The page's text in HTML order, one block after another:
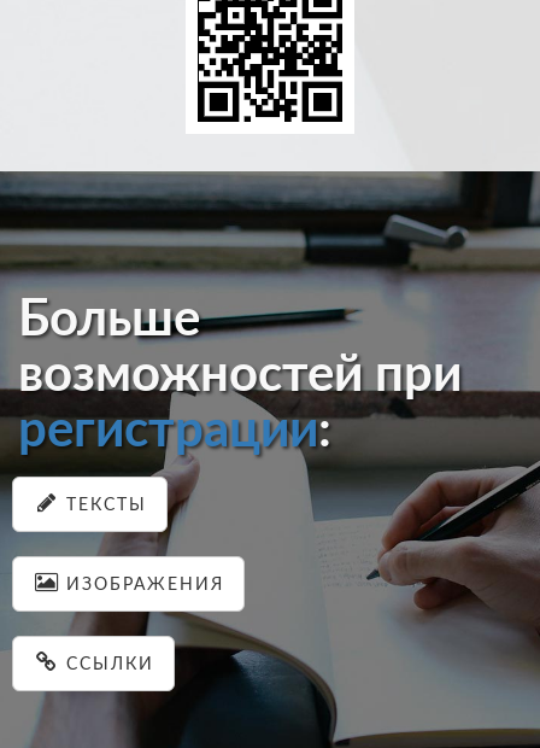
Больше
возможностей при
регистрации:
ТЕКСТЫ
ИЗОБРАЖЕНИЯ
ССЫЛКИ